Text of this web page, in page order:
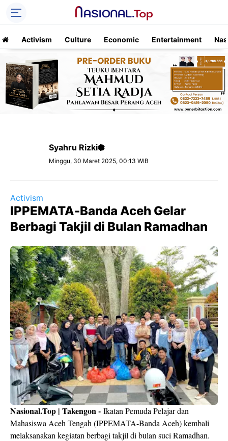
Activism Culture Economic Entertainment
Syahru Rizki
Minggu, 30 Maret 2025, 00:13 WIB
Activism
IPPEMATA-Banda Aceh Gelar
Berbagi Takjil di Bulan Ramadhan
Nasional.Top | Takengon - Ikatan Pemuda Pelajar dan
Mahasiswa Aceh Tengah (IPPEMATA-Banda Aceh) kembali
melaksanakan kegiatan berbagi takjil di bulan suci Ramadhan.